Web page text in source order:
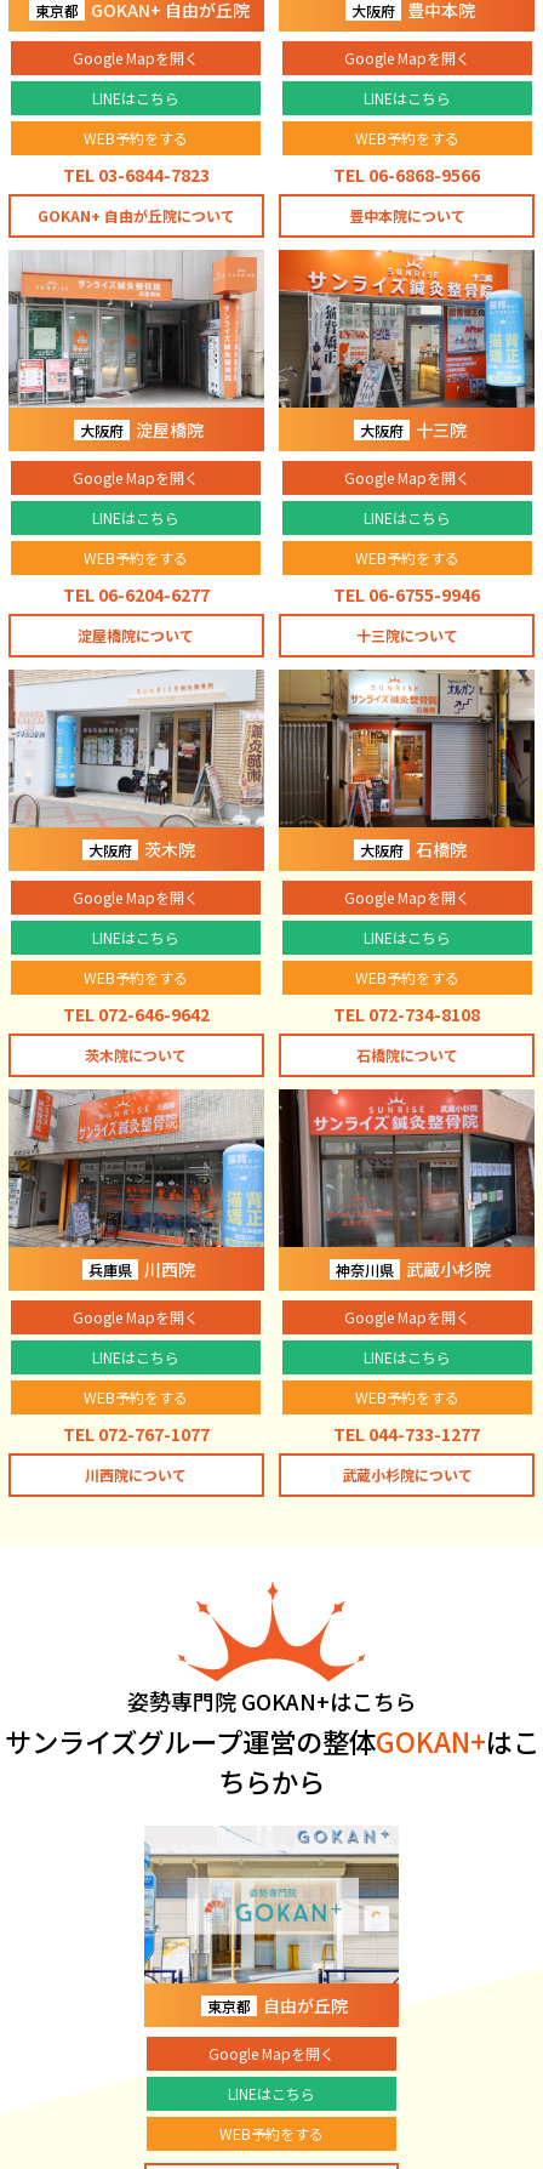
東京都 GOKAN+ 自由が丘院
Google Mapを開く
LINEはこちら
WEB予約をする
TEL 03-6844-7823
GOKAN+ 自由が丘院について
大阪府 豊中本院
Google Mapを開く
LINEはこちら
WEB予約をする
TEL 06-6868-9566
豊中本院について
大阪府 淀屋橋院
Google Mapを開く
LINEはこちら
WEB予約をする
TEL 06-6204-6277
淀屋橋院について
大阪府 十三院
Google Mapを開く
LINEはこちら
WEB予約をする
TEL 06-6755-9946
十三院について
大阪府 茨木院
Google Mapを開く
LINEはこちら
WEB予約をする
TEL 072-646-9642
茨木院について
大阪府 石橋院
Google Mapを開く
LINEはこちら
WEB予約をする
TEL 072-734-8108
石橋院について
兵庫県 川西院
Google Mapを開く
LINEはこちら
WEB予約をする
TEL 072-767-1077
川西院について
神奈川県 武蔵小杉院
Google Mapを開く
LINEはこちら
WEB予約をする
TEL 044-733-1277
武蔵小杉院について
姿勢専門院 GOKAN+はこちら
サンライズグループ運営の整体GOKAN+はこ
ちらから
東京都 自由が丘院
Google Mapを開く
LINEはこちら
WEB予約をする